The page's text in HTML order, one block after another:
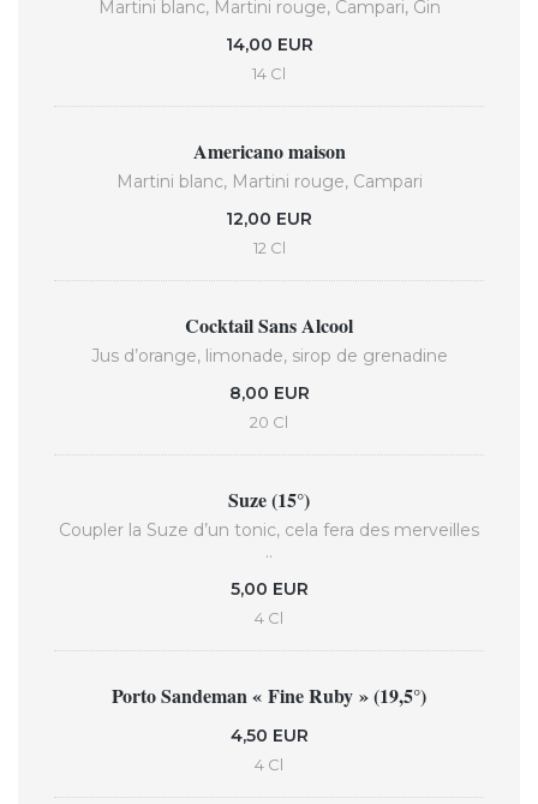
Martini blanc, Martini rouge, Campari, Gin
14,00 EUR
14 Cl
Americano maison
Martini blanc, Martini rouge, Campari
12,00 EUR
12 Cl
Cocktail Sans Alcool
Jus d’orange, limonade, sirop de grenadine
8,00 EUR
20 Cl
Suze (15°)
Coupler la Suze d’un tonic, cela fera des merveilles
..
5,00 EUR
4 Cl
Porto Sandeman « Fine Ruby » (19,5°)
4,50 EUR
4 Cl